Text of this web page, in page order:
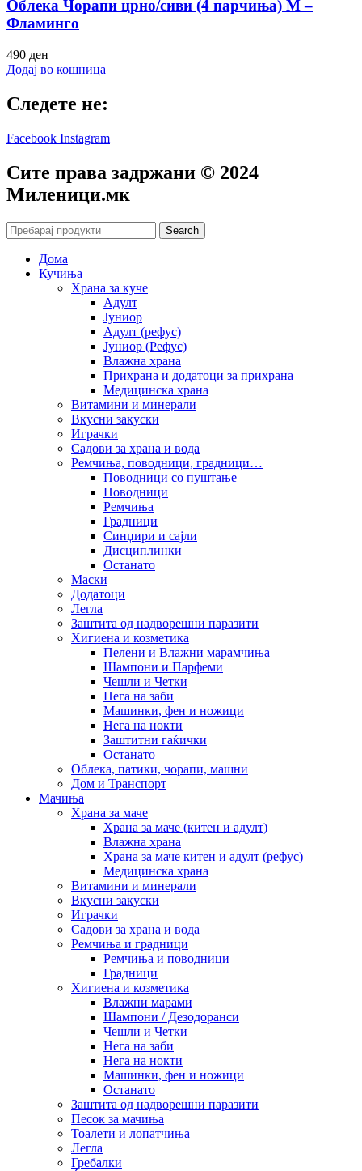
Облека Чорапи црно/сиви (4 парчиња) M –
Фламинго
490 ден
Додај во кошница
Следете не:
Facebook Instagram
Сите права задржани © 2024
Mиленици.мк
Search
Дома
Кучиња
Храна за куче
Адулт
Јуниор
Адулт (рефус)
Јуниор (Рефус)
Влажна храна
Прихрана и додатоци за прихрана
Медицинска храна
Витамини и минерали
Вкусни закуски
Играчки
Садови за храна и вода
Ремчиња, поводници, градници…
Поводници со пуштање
Поводници
Ремчиња
Градници
Синџири и сајли
Дисциплинки
Останато
Маски
Додатоци
Легла
Заштита од надворешни паразити
Хигиена и козметика
Пелени и Влажни марамчиња
Шампони и Парфеми
Чешли и Четки
Нега на заби
Машинки, фен и ножици
Нега на нокти
Заштитни гаќички
Останато
Облека, патики, чорапи, машни
Дом и Транспорт
Мачиња
Храна за маче
Храна за маче (китен и адулт)
Влажна храна
Храна за маче китен и адулт (рефус)
Медицинска храна
Витамини и минерали
Вкусни закуски
Играчки
Садови за храна и вода
Ремчиња и градници
Ремчиња и поводници
Градници
Хигиена и козметика
Влажни марами
Шампони / Дезодоранси
Чешли и Четки
Нега на заби
Нега на нокти
Машинки, фен и ножици
Останато
Заштита од надворешни паразити
Песок за мачиња
Тоалети и лопатчиња
Легла
Гребалки